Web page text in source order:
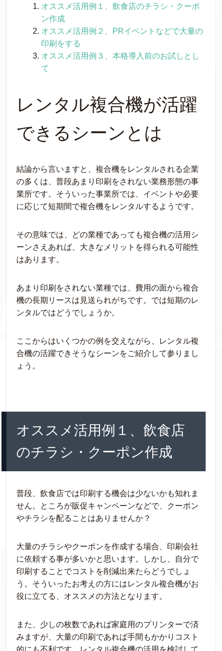
オススメ活用例１、飲食店のチラシ・クーポ
ン作成
オススメ活用例２、PRイベントなどで大量の
印刷をする
オススメ活用例３、本格導入前のお試しとし
て
レンタル複合機が活躍
できるシーンとは
結論から言いますと、複合機をレンタルされる企業
の多くは、普段あまり印刷をされない業務形態の事
業所です。そういった事業所では、イベントや必要
に応じて短期間で複合機をレンタルするようです。
その意味では、どの業種であっても複合機の活用シ
ーンさえあれば、大きなメリットを得られる可能性
はあります。
あまり印刷をされない業種では、費用の面から複合
機の長期リースは見送られがちです。では短期のレ
ンタルではどうでしょうか。
ここからはいくつかの例を交えながら、レンタル複
合機の活躍できそうなシーンをご紹介して参りまし
ょう。
オススメ活用例１、飲食店
のチラシ・クーポン作成
普段、飲食店では印刷する機会は少ないかも知れま
せん。ところが販促キャンペーンなどで、クーポン
やチラシを配ることはありませんか？
大量のチラシやクーポンを作成する場合、印刷会社
に依頼する事が多いかと思います。しかし、自分で
印刷することでコストを削減出来たらどうでしょ
う。そういったお考えの方にはレンタル複合機がお
役に立てる、オススメの方法となります。
また、少しの枚数であれば家庭用のプリンターで済
みますが、大量の印刷であれば手間もかかりコスト